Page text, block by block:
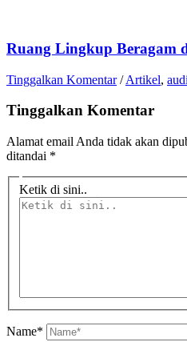
Ruang Lingkup Beragam
Tinggalkan Komentar /Artikel,
Tinggalkan Komentar
Alamat email Anda tidak akan
ditandai *
Ketik di sini..
Name*